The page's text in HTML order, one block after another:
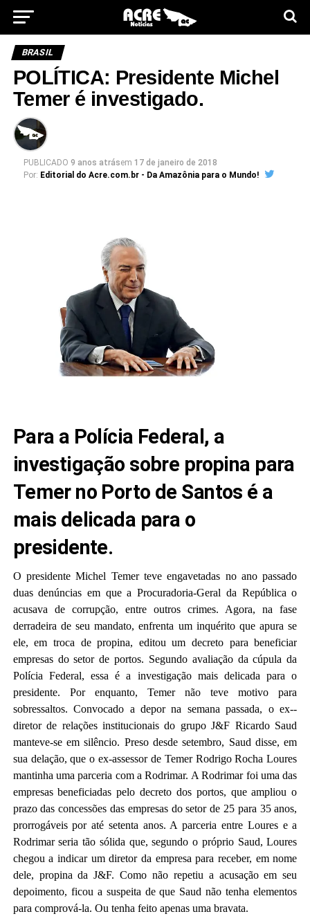
BRASIL
POLÍTICA: Presidente Michel
Temer é investigado.
PUBLICADO 9 anos atrásem 17 de janeiro de 2018
Por: Editorial do Acre.com.br - Da Amazônia para o Mundo!
Para a Polícia Federal, a
investigação sobre propina para
Temer no Porto de Santos é a
mais delicada para o
presidente.
O presidente Michel Temer teve engavetadas no ano passado
duas denúncias em que a Procuradoria-Geral da República o
acusava de corrupção, entre outros crimes. Agora, na fase
derradeira de seu mandato, enfrenta um inquérito que apura se
ele, em troca de propina, editou um decreto para beneficiar
empresas do setor de portos. Segundo avaliação da cúpula da
Polícia Federal, essa é a investigação mais delicada para o
presidente. Por enquanto, Temer não teve motivo para
sobressaltos. Convocado a depor na semana passada, o ex-­
diretor de relações institucionais do grupo J&F Ricardo Saud
manteve-se em silêncio. Preso desde setembro, Saud disse, em
sua delação, que o ex-assessor de Temer Rodrigo Rocha Loures
mantinha uma parceria com a Rodrimar. A Rodrimar foi uma das
empresas beneficiadas pelo decreto dos portos, que ampliou o
prazo das concessões das empresas do setor de 25 para 35 anos,
prorrogáveis por até setenta anos. A parceria entre Loures e a
Rodrimar seria tão sólida que, segundo o próprio Saud, Loures
chegou a indicar um diretor da empresa para receber, em nome
dele, propina da J&F. Como não repetiu a acusação em seu
depoimento, ficou a suspeita de que Saud não tenha elementos
para com­prová-la. Ou tenha feito apenas uma bravata.